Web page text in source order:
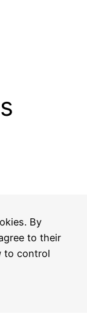
un
By
to their
to control